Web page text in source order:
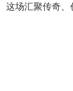
这场汇聚传奇、